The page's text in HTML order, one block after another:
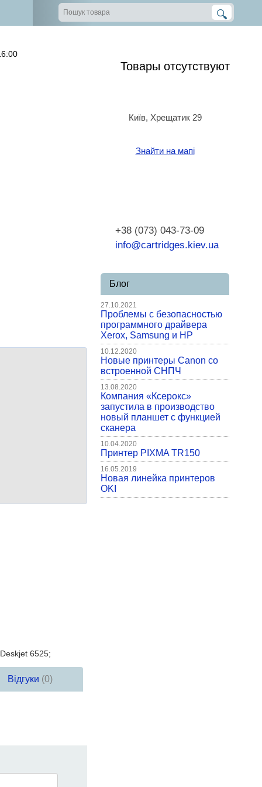
Товары отсутствуют
6525;
Відгуки (0)
Київ, Хрещатик 29
Знайти на мапі
+38 (073) 043-73-09
info@cartridges.kiev.ua
Блог
27.10.2021
Проблемы с безопасностью
программного драйвера
Xerox, Samsung и HP
10.12.2020
Новые принтеры Canon со
встроенной СНПЧ
13.08.2020
Компания «Ксерокс»
запустила в производство
новый планшет с функцией
сканера
10.04.2020
Принтер PIXMA TR150
16.05.2019
Новая линейка принтеров
OKI